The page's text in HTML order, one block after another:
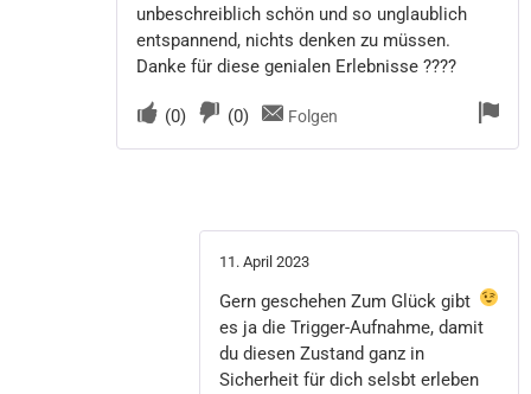
unbeschreiblich schön und so unglaublich
entspannend, nichts denken zu müssen.
Danke für diese genialen Erlebnisse ????
(0) (0) Folgen
11. April 2023
Gern geschehen Zum Glück gibt
es ja die Trigger-Aufnahme, damit
du diesen Zustand ganz in
Sicherheit für dich selsbt erleben